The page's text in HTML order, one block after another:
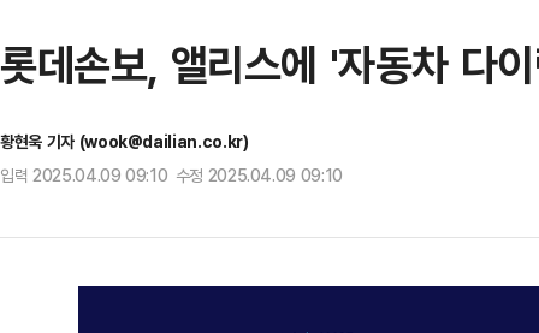
롯데손보, 앨리스에 '자동차 다
황현욱 기자 (wook@dailian.co.kr)
입력 2025.04.09 09:10 수정 2025.04.09 09:10